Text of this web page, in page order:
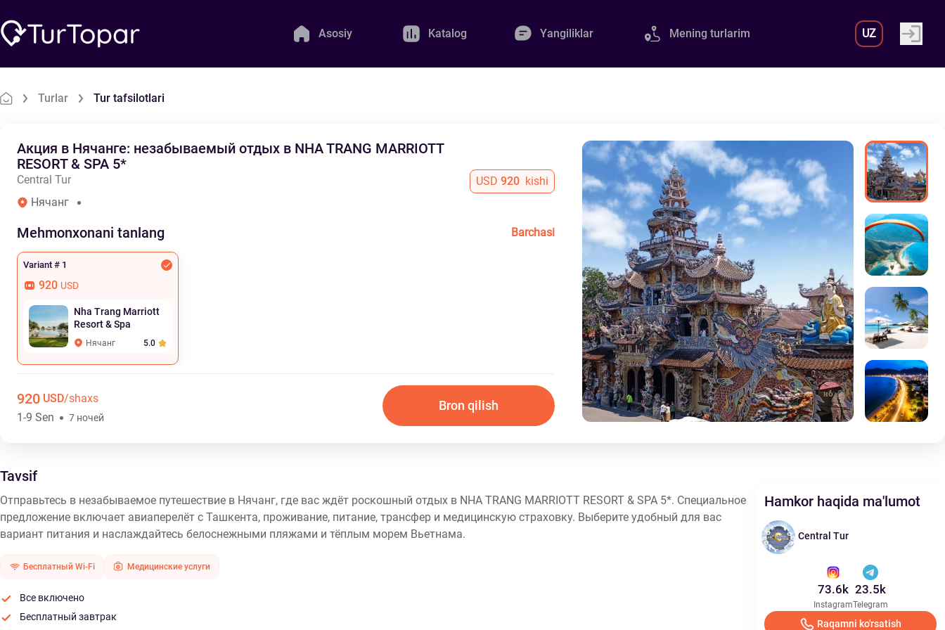
Asosiy Katalog Yangiliklar Mening turlarim UZ
Turlar Tur tafsilotlari
Акция в Нячанге: незабываемый отдых в NHA TRANG MARRIOTT
RESORT & SPA 5*
Central Tur
Нячанг
USD 920 kishi
Mehmonxonani tanlang Barchasi
Variant # 1
920 USD
Nha Trang Marriott
Resort & Spa
Нячанг 5.0
920 USD/shaxs
1-9 Sen
7 ночей
Bron qilish
Tavsif
Отправьтесь в незабываемое путешествие в Нячанг, где вас ждёт роскошный отдых в NHA TRANG MARRIOTT RESORT & SPA 5*. Специальное
предложение включает авиаперелёт с Ташкента, проживание, питание, трансфер и медицинскую страховку. Выберите удобный для вас
вариант питания и наслаждайтесь белоснежными пляжами и тёплым морем Вьетнама.
Бесплатный Wi-Fi Медицинские услуги
Все включено
Бесплатный завтрак
Hamkor haqida ma'lumot
Central Tur
73.6k
Instagram
23.5k
Telegram
Raqamni ko'rsatish